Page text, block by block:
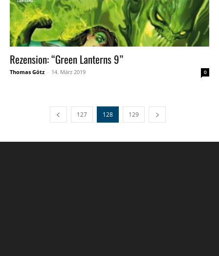
Rezension: “Green Lanterns 9”
Thomas Götz - 14. März 2019 0
127 128 129